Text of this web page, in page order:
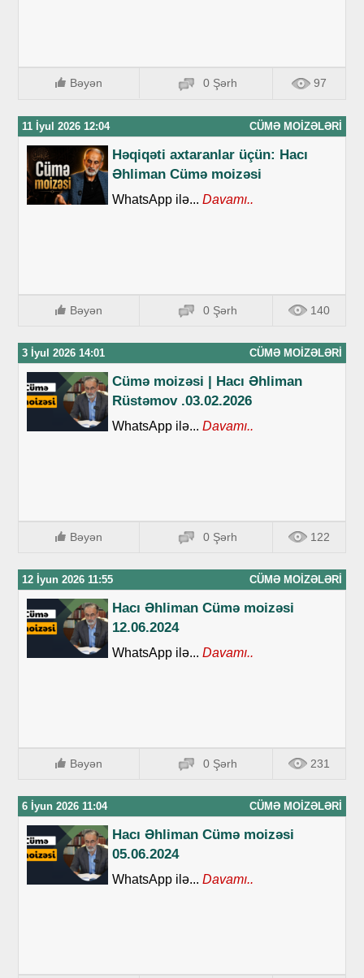
Bəyən 0 Şərh 97
11 İyul 2026 12:04 CÜMƏ MOIZƏLƏRI
Həqiqəti axtaranlar üçün: Hacı
Əhliman Cümə moizəsi
WhatsApp ilə... Davamı..
Bəyən 0 Şərh 140
3 İyul 2026 14:01 CÜMƏ MOIZƏLƏRI
Cümə moizəsi | Hacı Əhliman
Rüstəmov .03.02.2026
WhatsApp ilə... Davamı..
Bəyən 0 Şərh 122
12 İyun 2026 11:55 CÜMƏ MOIZƏLƏRI
Hacı Əhliman Cümə moizəsi
12.06.2024
WhatsApp ilə... Davamı..
Bəyən 0 Şərh 231
6 İyun 2026 11:04 CÜMƏ MOIZƏLƏRI
Hacı Əhliman Cümə moizəsi
05.06.2024
WhatsApp ilə... Davamı..